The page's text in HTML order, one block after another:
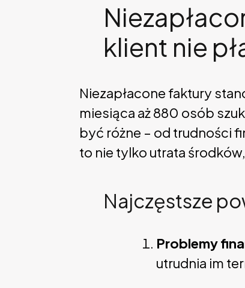
klient nie
Niezapłacone faktury
miesiąca aż 880 osób
być różne – od trudności
to nie tylko utrata
Najczęstsze
Problemy
utrudnia im